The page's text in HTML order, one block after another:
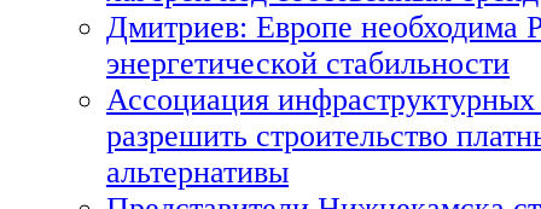
Дмитриев: Европе необходима
энергетической стабильности
Ассоциация
разрешить строительство
альтернативы